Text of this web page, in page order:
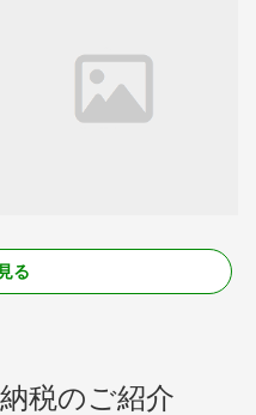
る
税のご紹介